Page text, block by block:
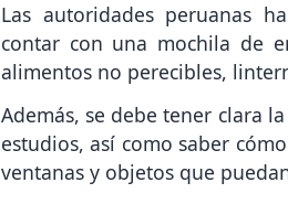
Las autoridades peruanas
contar con una mochila de
alimentos no perecibles,
Además, se debe tener clara
estudios, así como saber
ventanas y objetos que